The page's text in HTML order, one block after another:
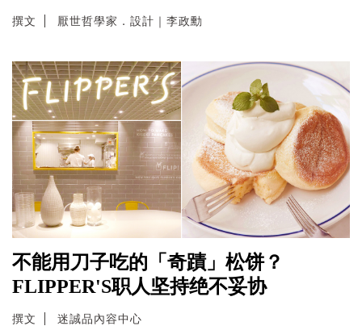
撰文 厭世哲學家．設計｜李政勳
不能用刀子吃的「奇蹟」松饼？
FLIPPER'S职人坚持绝不妥协
撰文 迷誠品內容中心